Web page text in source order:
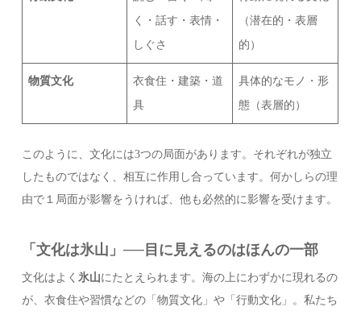
く・話す・表情・
しぐさ
（潜在的・表層
的）
物質文化
衣食住・建築・道
具
具体的なモノ・形
態（表層的）
このように、文化には3つの局面があります。それぞれが独立
したものではなく、相互に作用し合っています。何かしらの理
由で１局面が影響をうければ、他も必然的に影響を受けます。
「文化は氷山」──目に見えるのはほんの一部
文化はよく 氷山にたとえられます。海の上にわずかに現れるの
が、衣食住や習慣などの「物質文化」や「行動文化」。私たち